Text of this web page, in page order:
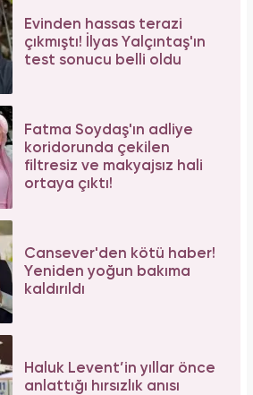
Evinden hassas terazi
çıkmıştı! İlyas Yalçıntaş'ın
test sonucu belli oldu
Fatma Soydaş'ın adliye
koridorunda çekilen
filtresiz ve makyajsız hali
ortaya çıktı!
Cansever'den kötü haber!
Yeniden yoğun bakıma
kaldırıldı
Haluk Levent’in yıllar önce
anlattığı hırsızlık anısı